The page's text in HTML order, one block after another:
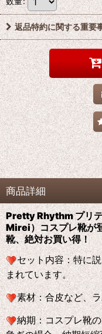
返品特約に関する重要
商品詳細
Pretty Rhythm プリ
Mirei）コスプレ靴が
靴、絶対お買い得！
セット内容：特に
まれています。
素材：合皮など、
納期：コスプレ靴